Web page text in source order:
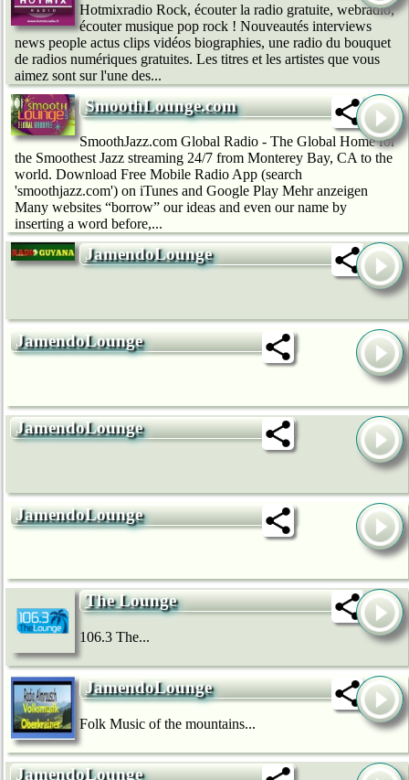
Hotmixradio Rock, écouter la radio gratuite, webradio,
écouter musique pop rock ! Nouveautés interviews
news people actus clips vidéos biographies, une radio du bouquet
de radios numériques gratuites. Les titres et les artistes que vous
aimez sont sur l'une des...
SmoothLounge.com
SmoothJazz.com Global Radio - The Global Home for
the Smoothest Jazz streaming 24/7 from Monterey Bay, CA to the
world. Download Free Mobile Radio App (search
'smoothjazz.com') on iTunes and Google Play Mehr anzeigen
Many websites “borrow” our ideas and even our name by
inserting a word before,...
JamendoLounge
JamendoLounge
JamendoLounge
JamendoLounge
The Lounge
106.3 The...
JamendoLounge
Folk Music of the mountains...
JamendoLounge